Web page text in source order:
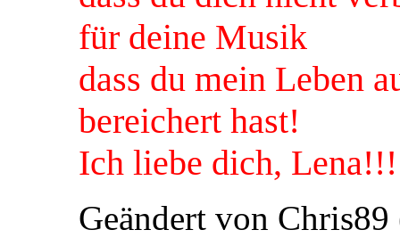
für deine Musik
dass du mein Leben
bereichert hast!
Ich liebe dich,
Geändert von